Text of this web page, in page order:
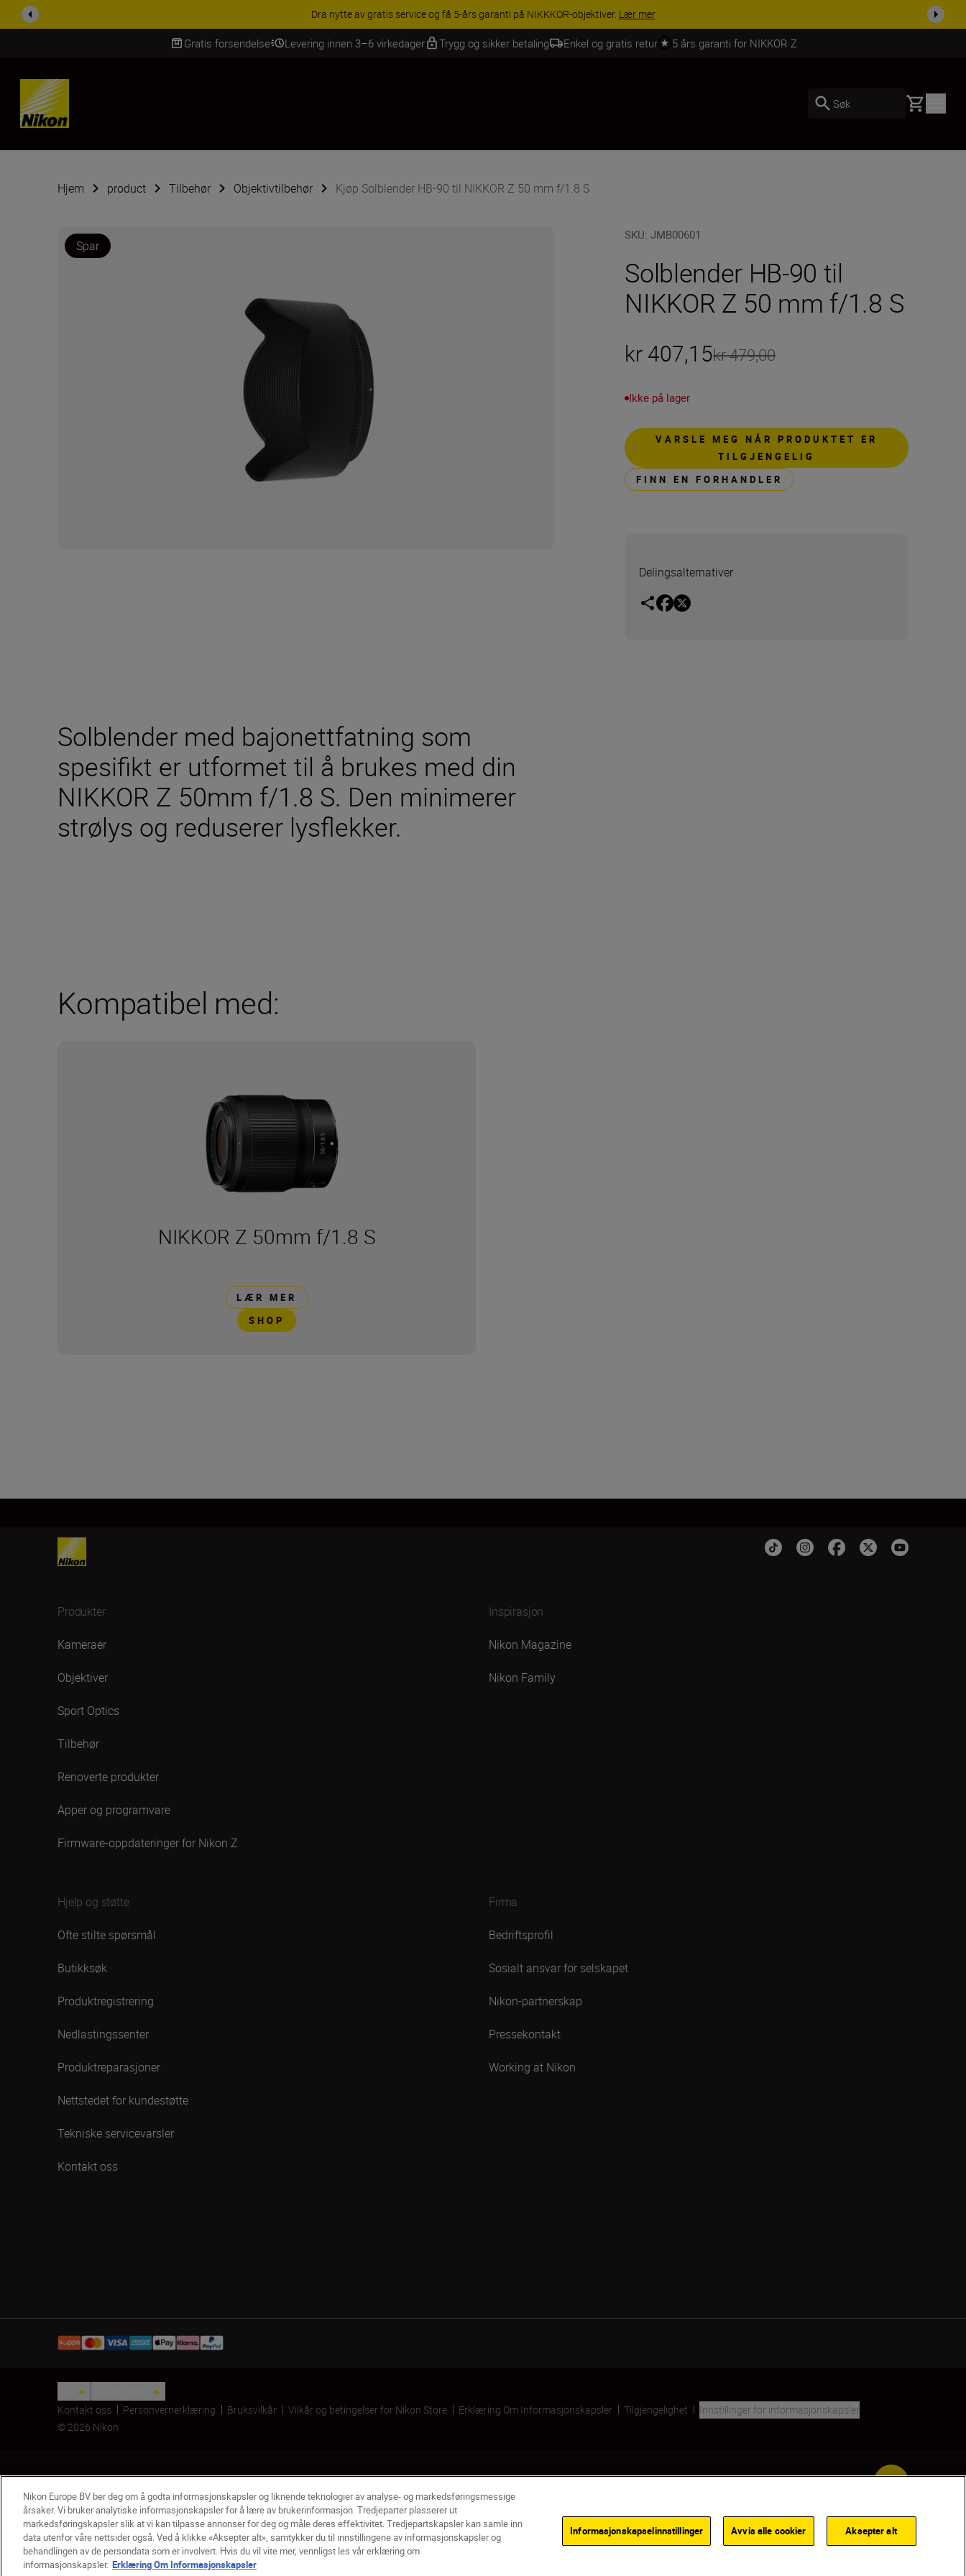
ACCESSORY SAVINGS | Få 15 % rabatt på utvalgt tilbehør, gjør fotoutstyret komplett i dag.
Gratis forsendelse Levering innen 3–6 virkedager Trygg og sikker betaling Enkel og gratis retur 5 års garanti for NIKKOR Z
Skip Content
Søk Basket
Hjem product Tilbehør Objektivtilbehør Kjøp Solblender HB-90 til NIKKOR Z 50 mm f/1.8 S
Spar
SKU:JMB00601
Solblender HB-90 til
NIKKOR Z 50 mm f/1.8 S
kr 407,15kr 479,00
Ikke på lager
VARSLE MEG NÅR PRODUKTET ER
TILGJENGELIG
FINN EN FORHANDLER
Delingsalternativer
Solblender HB-90 til NIKKOR Z 50 mm f/1.8 S
kr 407,15kr 479,00
Ikke på lager
VARSLE MEG NÅR PRODUKTET ER TILGJENGELIG
Solblender med bajonettfatning som
spesifikt er utformet til å brukes med din
NIKKOR Z 50mm f/1.8 S. Den minimerer
strølys og reduserer lysflekker.
Kompatibel med:
NIKKOR Z 50mm f/1.8 S
LÆR MER
SHOP
Produkter
Kameraer
Objektiver
Sport Optics
Tilbehør
Renoverte produkter
Apper og programvare
Firmware-oppdateringer for Nikon Z
Inspirasjon
Nikon Magazine
Nikon Family
Hjelp og støtte
Ofte stilte spørsmål
Butikksøk
Produktregistrering
Nedlastingssenter
Produktreparasjoner
Nettstedet for kundestøtte
Tekniske servicevarsler
Kontakt oss
Firma
Bedriftsprofil
Sosialt ansvar for selskapet
Nikon-partnerskap
Pressekontakt
Working at Nikon
Kontakt oss Personvernerklæring Bruksvilkår Vilkår og betingelser for Nikon Store Erklæring Om Informasjonskapsler Tilgjengelighet
Innstillinger for informasjonskapsler
© 2026 Nikon
Back to top
Nikon Europe BV ber deg om å godta informasjonskapsler og liknende teknologier av analyse- og markedsføringsmessige
årsaker. Vi bruker analytiske informasjonskapsler for å lære av brukerinformasjon. Tredjeparter plasserer ut
markedsføringskapsler slik at vi kan tilpasse annonser for deg og måle deres effektivitet. Tredjepartskapsler kan samle inn
data utenfor våre nettsider også. Ved å klikke «Aksepter alt», samtykker du til innstillingene av informasjonskapsler og
behandlingen av de persondata som er involvert. Hvis du vil vite mer, vennligst les vår erklæring om
informasjonskapsler. Erklæring Om Informasjonskapsler
Informasjonskapselinnstillinger Avvis alle cookier Aksepter alt